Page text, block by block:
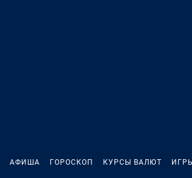
АФИША ГОРОСКОП КУРСЫ ВАЛЮТ